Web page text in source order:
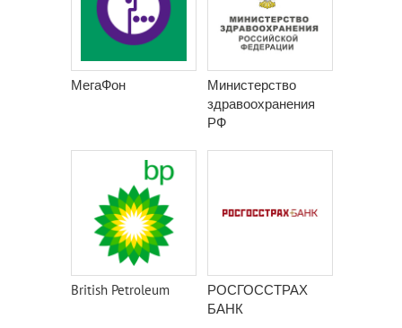
МегаФон
Министерство
здравоохранения
РФ
British Petroleum
РОСГОССТРАХ
БАНК